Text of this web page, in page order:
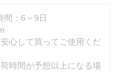
間：6～9日
心して買ってご使用くだ
時間が予想以上になる場